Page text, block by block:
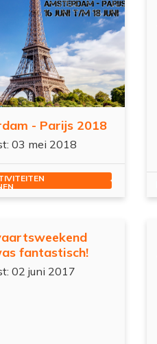
- Parijs 2018
03 mei 2018
fantastisch!
02 juni 2017